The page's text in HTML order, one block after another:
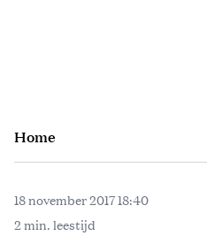
Home
18 november 2017 18:40
2 min. leestijd